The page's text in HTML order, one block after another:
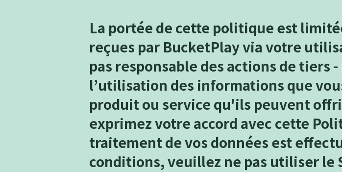
La portée de cette politique est
reçues par BucketPlay via votre
pas responsable des actions de tiers
l’utilisation des informations que
produit ou service qu'ils peuvent
exprimez votre accord avec cette
traitement de vos données est
conditions, veuillez ne pas utiliser le